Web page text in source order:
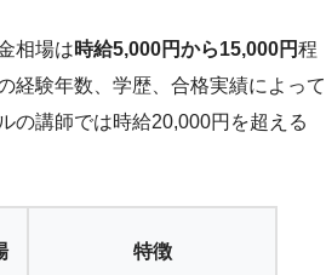
相場は時給5,000円から15,000円程
経験年数、学歴、合格実績によって
の講師では時給20,000円を超える
特徴